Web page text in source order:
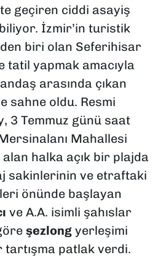
geçiren ciddi asayiş
İzmir’in turistik
biri olan Seferihisar
tatil yapmak amacıyla
arasında çıkan
sahne oldu. Resmi
3 Temmuz günü saat
Mahallesi
alan halka açık bir plajda
sakinlerinin ve etraftaki
önünde başlayan
ve A.A. isimli şahıslar
şezlongyerleşimi
tartışma patlak verdi.